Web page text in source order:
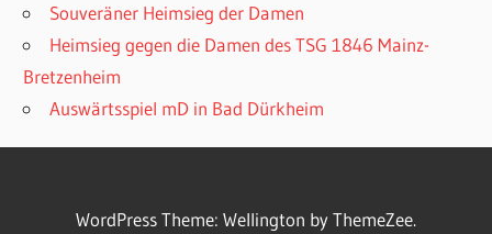
Souveräner Heimsieg der Damen
Heimsieg gegen die Damen des TSG 1846 Mainz-
Bretzenheim
Auswärtsspiel mD in Bad Dürkheim
WordPress Theme: Wellington by ThemeZee.